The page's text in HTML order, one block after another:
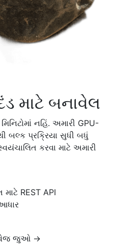
માટે બનાવેલ
નહિં. અમારી GPU-
બલ્ક પ્રક્રિયા સુધી બધું
કરવા માટે અમારી
REST API
જુઓ →